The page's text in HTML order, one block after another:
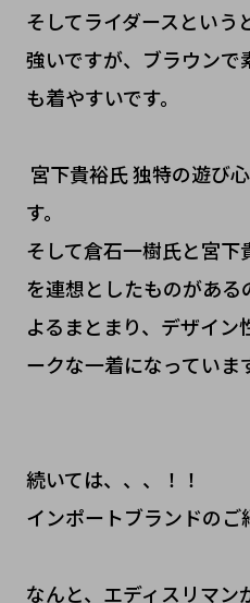
そしてライダースとい
強いですが、ブラウンで
も着やすいです。
宮下貴裕氏 独特の遊び
す。
そして倉石一樹氏と宮
を連想としたものがあ
よるまとまり、デザイ
ークな一着になっていま
続いては、、、！！
インポートブランドのご
なんと、エディスリマ